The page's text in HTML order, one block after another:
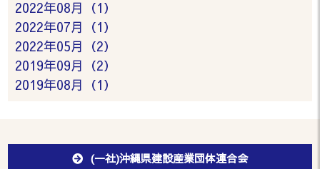
2022年08月（1）
2022年07月（1）
2022年05月（2）
2019年09月（2）
2019年08月（1）
(一社)沖縄県建設産業団体連合会